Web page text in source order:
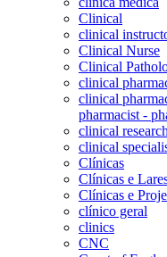
Clinical
clinical
Clinical Nurse
Clinical
clinical
clinical
pharmacist -
clinical
clinical
Clínicas
Clínicas e
Clínicas e
clínico geral
clinics
CNC